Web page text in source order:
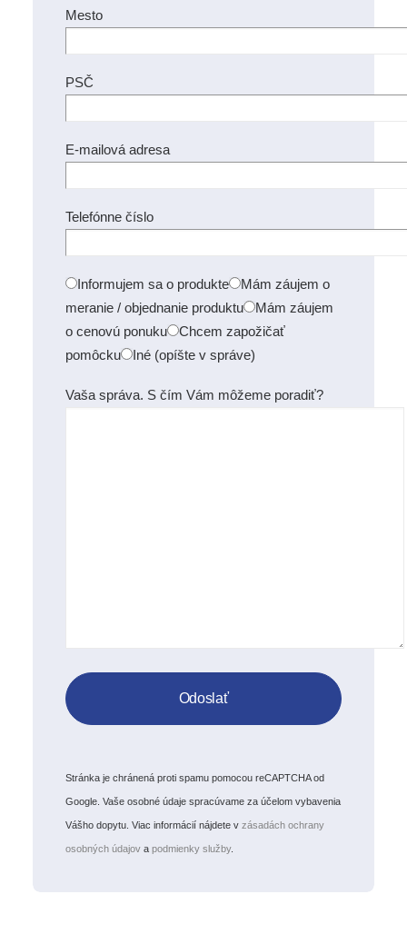
Mesto
PSČ
E-mailová adresa
Telefónne číslo
Informujem sa o produkte
Mám záujem o
meranie / objednanie produktu
Mám záujem
o cenovú ponuku
Chcem zapožičať
pomôcku
Iné (opíšte v správe)
Vaša správa. S čím Vám môžeme poradiť?
Stránka je chránená proti spamu pomocou reCAPTCHA od
Google. Vaše osobné údaje spracúvame za účelom vybavenia
Vášho dopytu. Viac informácií nájdete v zásadách ochrany
osobných údajov a podmienky služby.